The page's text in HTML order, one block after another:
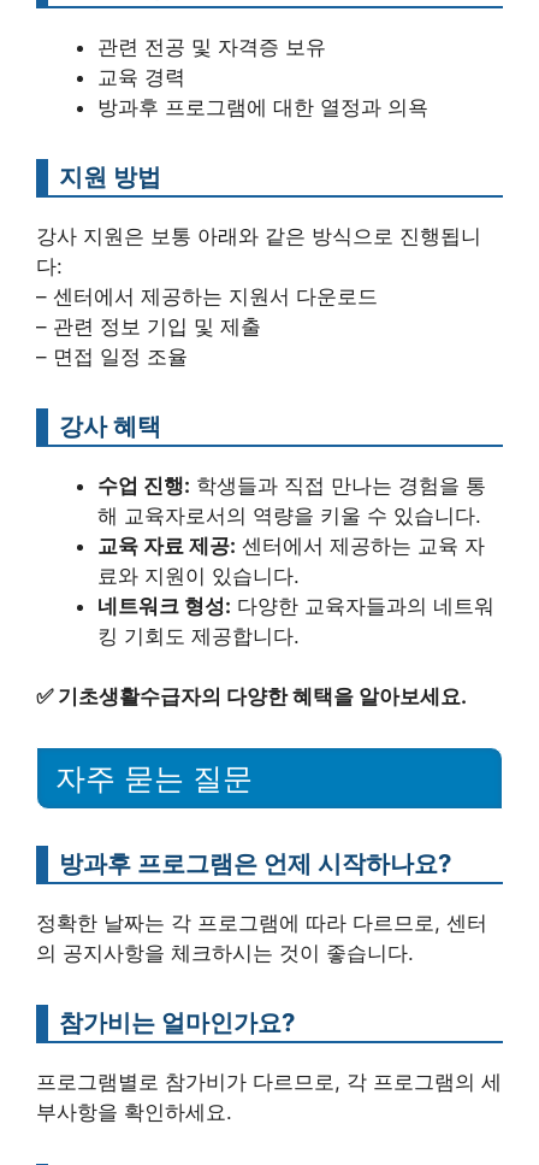
관련 전공 및 자격증 보유
교육 경력
방과후 프로그램에 대한 열정과 의욕
지원 방법
강사 지원은 보통 아래와 같은 방식으로 진행됩니
다:
– 센터에서 제공하는 지원서 다운로드
– 관련 정보 기입 및 제출
– 면접 일정 조율
강사 혜택
수업 진행: 학생들과 직접 만나는 경험을 통
해 교육자로서의 역량을 키울 수 있습니다.
교육 자료 제공: 센터에서 제공하는 교육 자
료와 지원이 있습니다.
네트워크 형성: 다양한 교육자들과의 네트워
킹 기회도 제공합니다.
✅ 기초생활수급자의 다양한 혜택을 알아보세요.
자주 묻는 질문
방과후 프로그램은 언제 시작하나요?
정확한 날짜는 각 프로그램에 따라 다르므로, 센터
의 공지사항을 체크하시는 것이 좋습니다.
참가비는 얼마인가요?
프로그램별로 참가비가 다르므로, 각 프로그램의 세
부사항을 확인하세요.